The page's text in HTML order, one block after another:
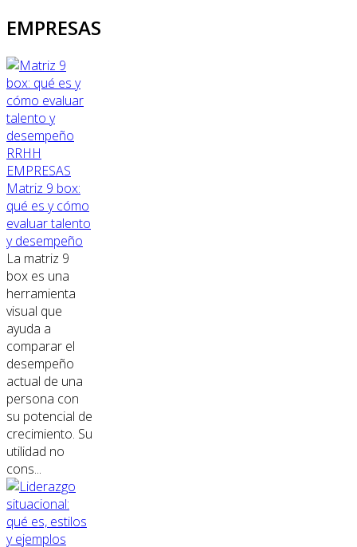
EMPRESAS
RRHH
EMPRESAS
Matriz 9 box:
qué es y cómo
evaluar talento
y desempeño
La matriz 9
box es una
herramienta
visual que
ayuda a
comparar el
desempeño
actual de una
persona con
su potencial de
crecimiento. Su
utilidad no
cons...